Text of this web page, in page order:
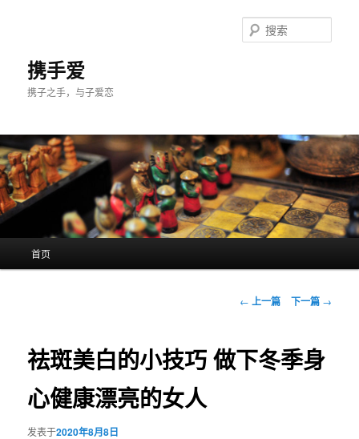
携手爱
携子之手，与子爱恋
索
首页
文
航
← 上一篇 下一篇 →
祛斑美白的小技巧 做下冬季身
心健康漂亮的女人
发表于2020年8月8日